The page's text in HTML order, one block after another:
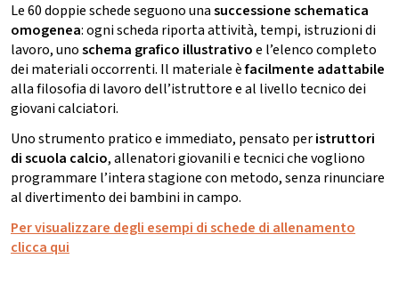
Le 60 doppie schede seguono unasuccessione schematica
omogenea: ogni scheda riporta attività, tempi, istruzioni di
lavoro, unoschema grafico illustrativoe l’elenco completo
dei materiali occorrenti. Il materiale èfacilmente adattabile
alla filosofia di lavoro dell’istruttore e al livello tecnico dei
giovani calciatori.
Uno strumento pratico e immediato, pensato peristruttori
di scuola calcio, allenatori giovanili e tecnici che vogliono
programmare l’intera stagione con metodo, senza rinunciare
al divertimento dei bambini in campo.
Per visualizzare degli esempi di schede di allenamento
clicca qui